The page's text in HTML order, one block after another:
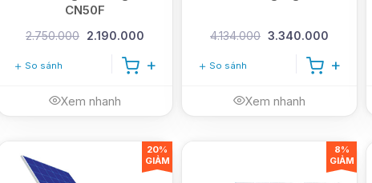
CN50F
2.750.000 2.190.000
So sánh
Xem nhanh
4.134.000 3.340.000
So sánh
Xem nhanh
20%
GIẢM
8%
GIẢM